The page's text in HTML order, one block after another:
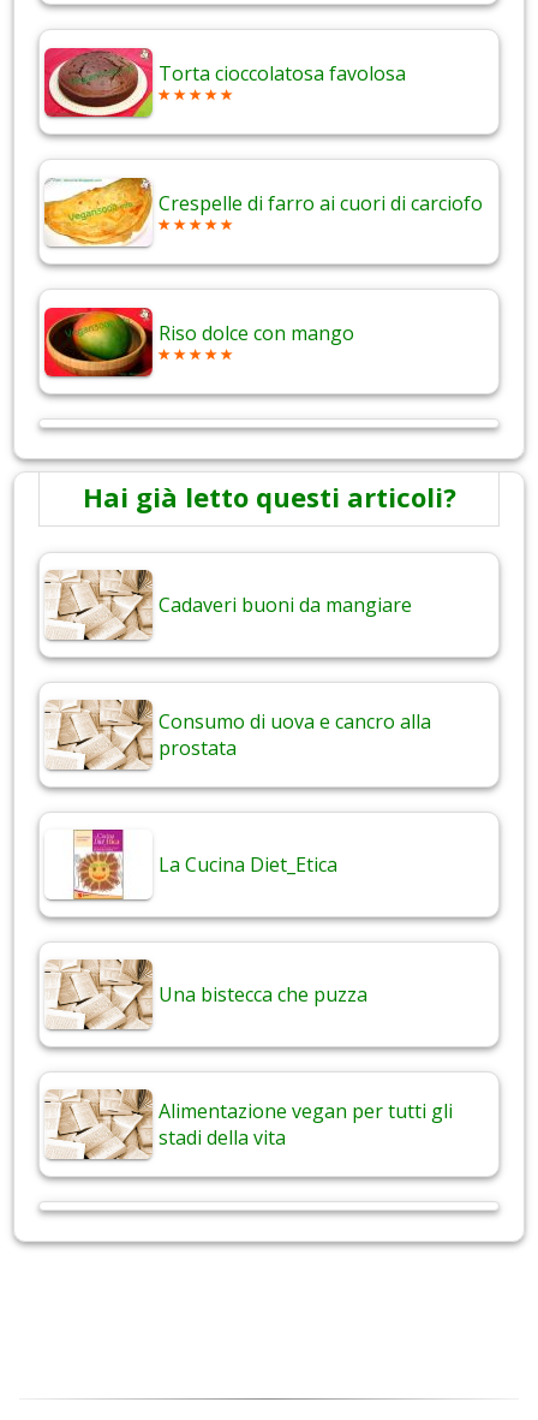
Torta cioccolatosa favolosa
Crespelle di farro ai cuori di carciofo
Riso dolce con mango
Hai già letto questi articoli?
Cadaveri buoni da mangiare
Consumo di uova e cancro alla
prostata
La Cucina Diet_Etica
Una bistecca che puzza
Alimentazione vegan per tutti gli
stadi della vita